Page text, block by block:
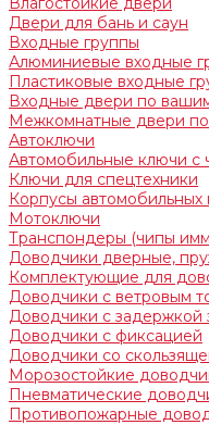
Двери для бань и саун
Входные группы
Алюминиевые входные
Пластиковые входные
Входные двери по
Межкомнатные двери
Автоключи
Автомобильные ключи с
Ключи для спецтехники
Корпусы автомобильных
Мотоключи
Транспондеры (чипы
Доводчики дверные,
Комплектующие для
Доводчики с ветровым
Доводчики с задержкой
Доводчики с фиксацией
Доводчики со
Морозостойкие
Пневматические
Противопожарные